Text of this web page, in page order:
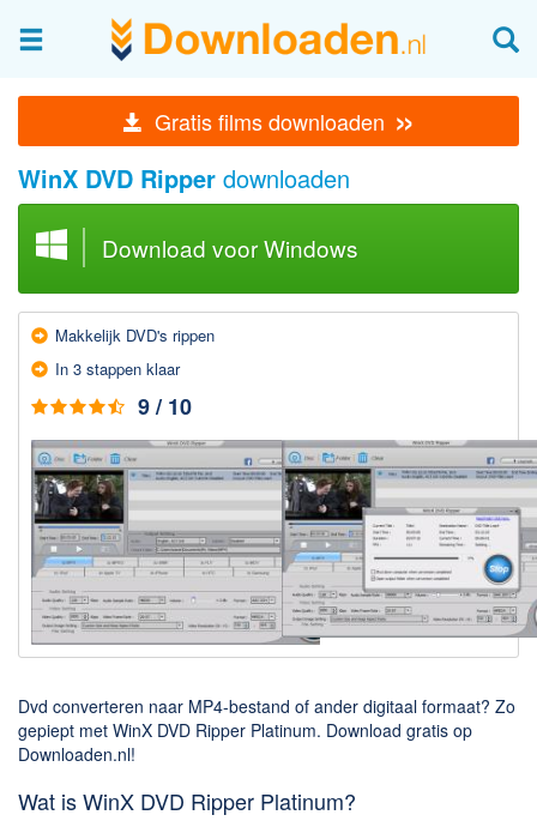
Gratis films downloaden »
Afbeeldingen & fotografie
Beheren en bekijken
Afbeelding & foto bewerken
Foto apps
Screenshots Maken
Audio & Video
Branden en Rippen
Converteren
Media streamen
Mediaspeler
Opnemen Audio en Video
Video bewerken
Downloaden
BitTorrent Clients
Nieuwslezers (Downloaden via usenet)
Onderhoud & Veiligheid
Computer opschonen
WinX DVD Ripper downloaden
Download voor Windows
Makkelijk DVD's rippen
In 3 stappen klaar
9 / 10
Dvd converteren naar MP4-bestand of ander digitaal formaat? Zo
gepiept met WinX DVD Ripper Platinum. Download gratis op
Downloaden.nl!
Wat is WinX DVD Ripper Platinum?